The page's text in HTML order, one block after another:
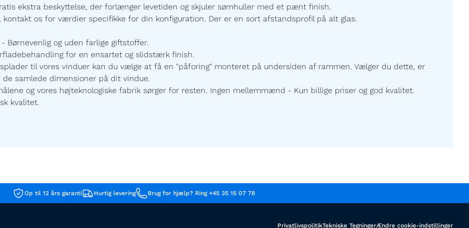
ekstra beskyttelse, der forlænger levetiden og skjuler sømhuller med et pænt finish.
kontakt os for værdier specifikke for din konfiguration. Der er en sort afstandsprofil på alt glas.
Børnevenlig og uden farlige giftstoffer.
for en ensartet og slidstærk finish.
til vores vinduer kan du vælge at få en "påforing" monteret på undersiden af rammen. Vælger du dette, er
samlede dimensioner på dit vindue.
og vores højteknologiske fabrik sørger for resten. Ingen mellemmænd - Kun billige priser og god kvalitet.
kvalitet.
Op til 12 års garanti Hurtig levering Brug for hjælp? Ring +45 35 15 07 78
PrivatlivspolitikTekniske TegningerÆndre cookie-indstillinger